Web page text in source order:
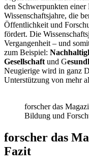
den Schwerpunkten
Wissenschaftsjahre, die
Öffentlichkeit und
fördert. Die
Vergangenheit – und
zum Beispiel:
Gesellschaft und G
Neugierige wird in ganz
Unterstützung von mehr
forscher das
Bildung und
forscher das
Fazit